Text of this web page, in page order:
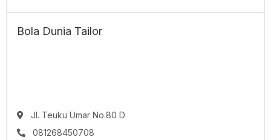
Bola Dunia Tailor
Jl. Teuku Umar No.80 D
081268450708